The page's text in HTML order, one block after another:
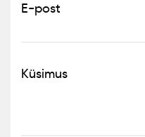
E-post
Küsimus